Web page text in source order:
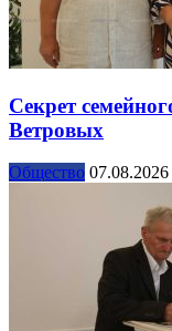
Секрет
Ветровых
Общество 07.08.2026